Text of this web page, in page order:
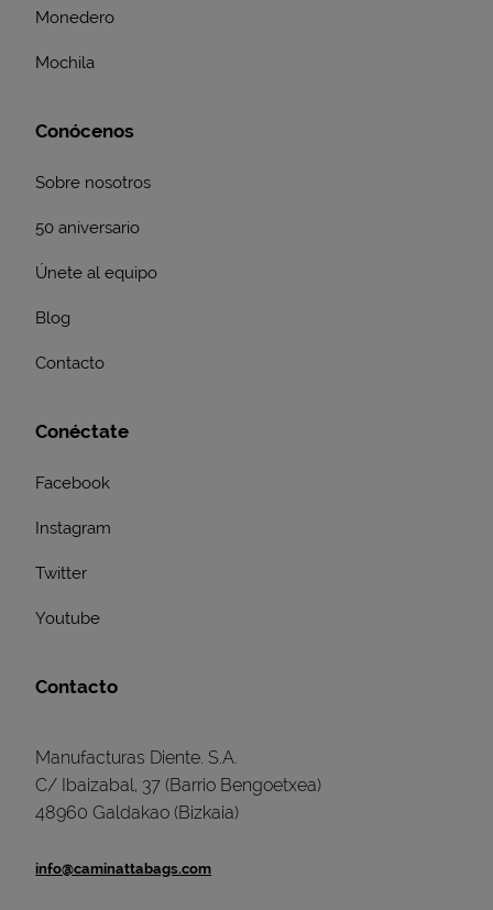
Monedero
Mochila
Conócenos
Sobre nosotros
50 aniversario
Únete al equipo
Blog
Contacto
Conéctate
Facebook
Instagram
Twitter
Youtube
Contacto
Manufacturas Diente. S.A.
C/ Ibaizabal, 37 (Barrio Bengoetxea)
48960 Galdakao (Bizkaia)
info@caminattabags.com